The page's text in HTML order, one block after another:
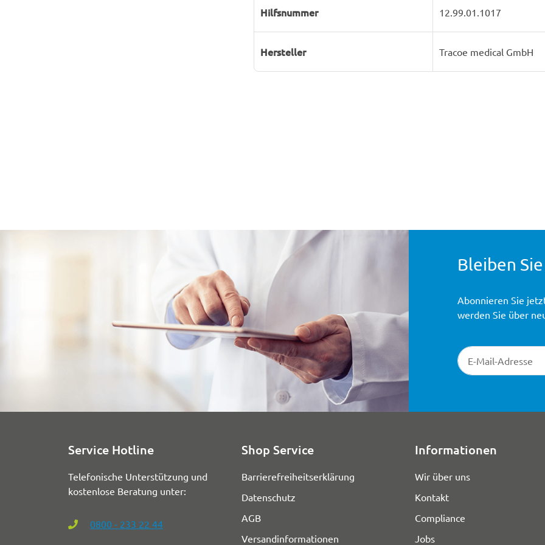
Hilfsnummer 12.99.01.1017
Hersteller Tracoe medical GmbH
Bleiben
Newsletter-
Abonnieren Sie
werden Sie über
Service Hotline
Telefonische Unterstützung und
kostenlose Beratung unter:
0800 - 233 22 44
Shop Service
Barrierefreiheitserklärung
Datenschutz
AGB
Versandinformationen
Informationen
Wir über uns
Kontakt
Compliance
Jobs